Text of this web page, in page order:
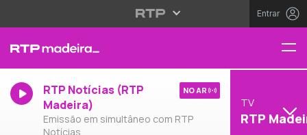
Entrar
RTP Notícias (RTP
Madeira)
Emissão em simultâneo com RTP
Notícias
NO AR
TV
RTP